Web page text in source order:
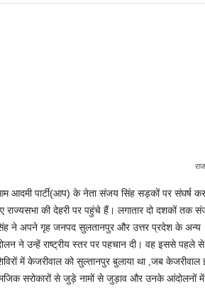
आदमी पार्टी(आप) के नेता संजय सिंह सड़कों पर संघर्ष
राज्यसभा की देहरी पर पहुंचे हैं। लगातार दो दशकों तक
ने अपने गृह जनपद सुलतानपुर और उत्तर प्रदेश के अन्य
ने उन्हें राष्ट्रीय स्तर पर पहचान दी। वह इससे पहले से
में केजरीवाल को सुल्तानपुर बुलाया था ,जब केजरीवाल
सरोकारों से जुड़े नामों से जुड़ाव और उनके आंदोलनों में